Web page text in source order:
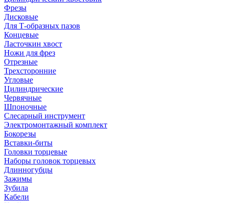
Фрезы
Дисковые
Для Т-образных пазов
Концевые
Ласточкин хвост
Ножи для фрез
Отрезные
Трехсторонние
Угловые
Цилиндрические
Червячные
Шпоночные
Слесарный инструмент
Электромонтажный комплект
Бокорезы
Вставки-биты
Головки торцевые
Наборы головок торцевых
Длинногубцы
Зажимы
Зубила
Кабели